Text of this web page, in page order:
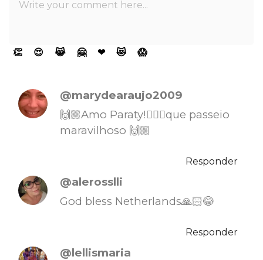
👏 😍 😹 🤗 ❤ 😻 😱
@marydearaujo2009
🙌🏼Amo Paraty!🤦🏻‍♀️que passeio
maravilhoso 🙌🏼
Responder
@alerosslli
God bless Netherlands🙏🏻😂
Responder
@lellismaria